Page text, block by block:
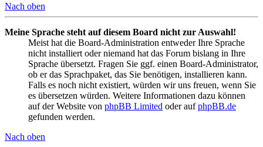
Nach oben
Meine Sprache steht auf diesem Board nicht zur Auswahl!
Meist hat die Board-Administration entweder Ihre Sprache
nicht installiert oder niemand hat das Forum bislang in Ihre
Sprache übersetzt. Fragen Sie ggf. einen Board-Administrator,
ob er das Sprachpaket, das Sie benötigen, installieren kann.
Falls es noch nicht existiert, würden wir uns freuen, wenn Sie
es übersetzen würden. Weitere Informationen dazu können
auf der Website von phpBB Limited oder aufphpBB.de
gefunden werden.
Nach oben